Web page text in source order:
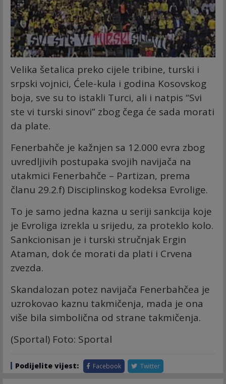
Velika šetalica preko cijele tribine, turski i
srpski vojnici, Ćele-kula i godina Kosovskog
boja, sve su to istakli Turci, ali i natpis “Svi
ste vi turski sinovi” zbog čega će sada morati
da plate.
Fenerbahče je kažnjen sa 12.000 evra zbog
uvredljivih postupaka svojih navijača na
utakmici Fenerbahče – Partizan, prema
članu 29.2.f) Disciplinskog kodeksa Evrolige.
To je samo jedna kazna u seriji sankcija koje
je Evroliga izrekla u srijedu, za proteklo kolo.
Sankcionisan je i turski stručnjak Ergin
Ataman, dok će morati da plati i Crvena
zvezda.
Skandalozan potez navijača Fenerbahčea je
uzrokovao kaznu takmičenja, mada je ona
više bila simbolična od strane takmičenja.
(Sportal) Foto: Sportal
Podijelite vijest: Facebook Twitter